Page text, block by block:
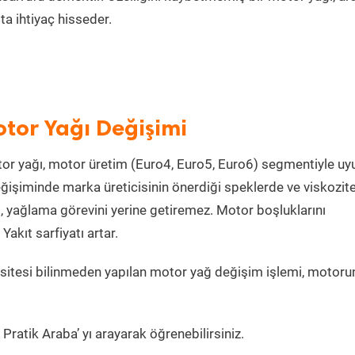
ihtiyaç hisseder.
Yağı Değişimi
yağı, motor üretim (Euro4, Euro5, Euro6) segmentiyle
marka üreticisinin önerdiği speklerde ve
yağlama görevini yerine getiremez. Motor boşluklarını
sarfiyatı artar.
bilinmeden yapılan motor yağ değişim işlemi,
Araba’ yı arayarak öğrenebilirsiniz.